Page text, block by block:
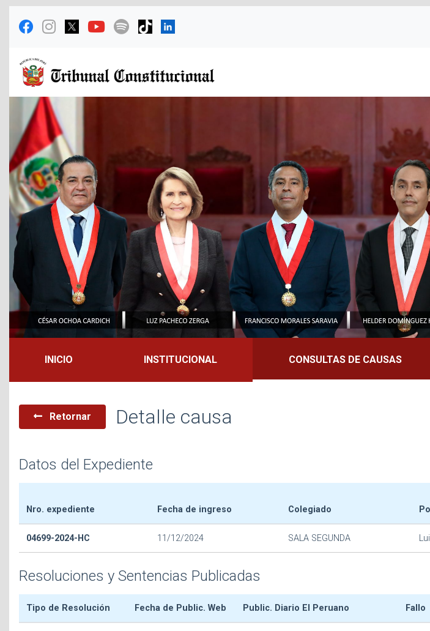
Previous
INICIO INSTITUCIONAL CONSULTAS DE CAUSAS
Retornar Detalle causa
Datos del Expediente
Nro. expediente Fecha de ingreso Colegiado
04699-2024-HC 11/12/2024 SALA SEGUNDA
Resoluciones y Sentencias Publicadas
Tipo de Resolución Fecha de Public. Web Public. Diario El Peruano Fallo